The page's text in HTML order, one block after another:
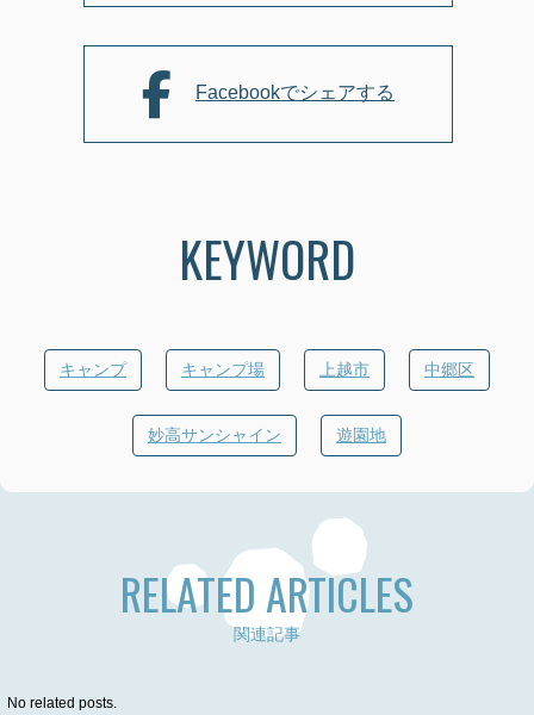
Facebookでシェアする
KEYWORD
キャンプ キャンプ場 上越市 中郷区
妙高サンシャイン 遊園地
RELATED ARTICLES
関連記事
No related posts.